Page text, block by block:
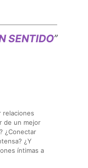
SENTIDO”
relaciones
de un mejor
¿Conectar
¿Y
íntimas a